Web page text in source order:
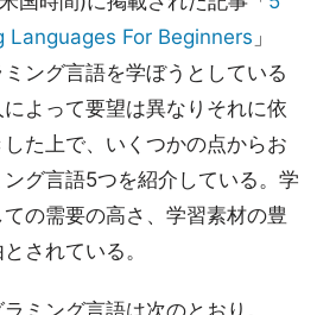
Languages For Beginners 」
ング言語を学ぼうとしている
よって要望は異なりそれに依
た上で、いくつかの点からお
グ言語5つを紹介している。学
の需要の高さ、学習素材の豊
されている。
ミング言語は次のとおり。